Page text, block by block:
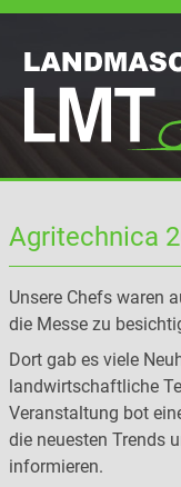
Agritechnica
Unsere Chefs waren
die Messe zu
Dort gab es viele
landwirtschaftliche
Veranstaltung bot
die neuesten Trends
informieren.